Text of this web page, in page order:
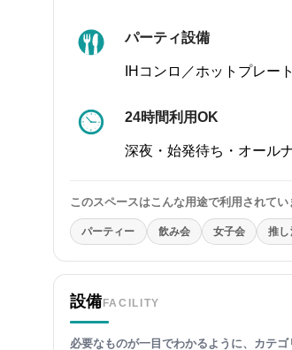
パーティ設備
IHコンロ／ホットプレー
24時間利用OK
深夜・始発待ち・オール
このスペースはこんな用途で利用されてい
パーティー 飲み会 女子会 推し
設備FACILITY
必要なものが一目でわかるように、カテゴ